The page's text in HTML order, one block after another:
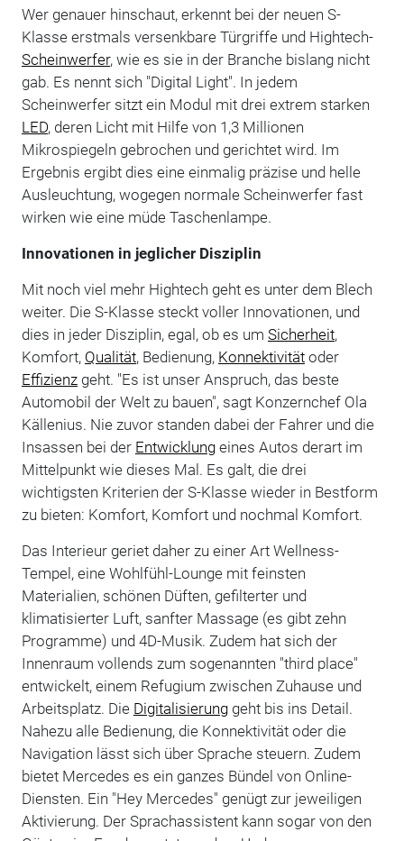
Wer genauer hinschaut, erkennt bei der neuen S-
Klasse erstmals versenkbare Türgriffe und Hightech-
Scheinwerfer, wie es sie in der Branche bislang nicht
gab. Es nennt sich "Digital Light". In jedem
Scheinwerfer sitzt ein Modul mit drei extrem starken
LED, deren Licht mit Hilfe von 1,3 Millionen
Mikrospiegeln gebrochen und gerichtet wird. Im
Ergebnis ergibt dies eine einmalig präzise und helle
Ausleuchtung, wogegen normale Scheinwerfer fast
wirken wie eine müde Taschenlampe.
Innovationen in jeglicher Disziplin
Mit noch viel mehr Hightech geht es unter dem Blech
weiter. Die S-Klasse steckt voller Innovationen, und
dies in jeder Disziplin, egal, ob es um Sicherheit,
Komfort, Qualität, Bedienung, Konnektivitätoder
Effizienzgeht. "Es ist unser Anspruch, das beste
Automobil der Welt zu bauen", sagt Konzernchef Ola
Källenius. Nie zuvor standen dabei der Fahrer und die
Insassen bei der Entwicklungeines Autos derart im
Mittelpunkt wie dieses Mal. Es galt, die drei
wichtigsten Kriterien der S-Klasse wieder in Bestform
zu bieten: Komfort, Komfort und nochmal Komfort.
Das Interieur geriet daher zu einer Art Wellness-
Tempel, eine Wohlfühl-Lounge mit feinsten
Materialien, schönen Düften, gefilterter und
klimatisierter Luft, sanfter Massage (es gibt zehn
Programme) und 4D-Musik. Zudem hat sich der
Innenraum vollends zum sogenannten "third place"
entwickelt, einem Refugium zwischen Zuhause und
Arbeitsplatz. Die Digitalisierunggeht bis ins Detail.
Nahezu alle Bedienung, die Konnektivität oder die
Navigation lässt sich über Sprache steuern. Zudem
bietet Mercedes es ein ganzes Bündel von Online-
Diensten. Ein "Hey Mercedes" genügt zur jeweiligen
Aktivierung. Der Sprachassistent kann sogar von den